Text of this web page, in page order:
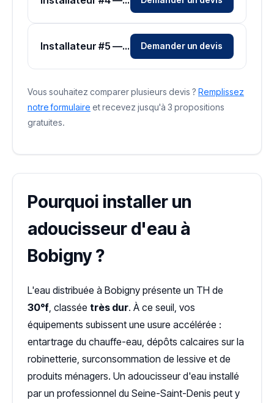
Installateur #5 — Zone Seine-Saint-Denis Demander un devis
Vous souhaitez comparer plusieurs devis ? Remplissez
notre formulaire et recevez jusqu'à 3 propositions
gratuites.
Pourquoi installer un
adoucisseur d'eau à
Bobigny ?
L'eau distribuée à Bobigny présente un TH de
30°f , classée très dur. À ce seuil, vos
équipements subissent une usure accélérée :
entartrage du chauffe-eau, dépôts calcaires sur la
robinetterie, surconsommation de lessive et de
produits ménagers. Un adoucisseur d'eau installé
par un professionnel du Seine-Saint-Denis peut y